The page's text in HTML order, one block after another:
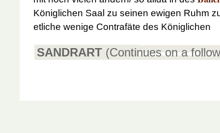
Königlichen Saal zu seinen ewigen Ruhm
etliche wenige Contrafäte des Königlichen
SANDRART (Continues on a